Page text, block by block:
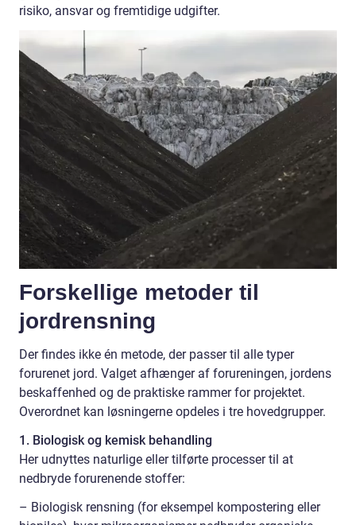
risiko, ansvar og fremtidige udgifter.
Forskellige metoder til
jordrensning
Der findes ikke én metode, der passer til alle typer
forurenet jord. Valget afhænger af forureningen, jordens
beskaffenhed og de praktiske rammer for projektet.
Overordnet kan løsningerne opdeles i tre hovedgrupper.
1. Biologisk og kemisk behandling
Her udnyttes naturlige eller tilførte processer til at
nedbryde forurenende stoffer:
– Biologisk rensning (for eksempel kompostering eller